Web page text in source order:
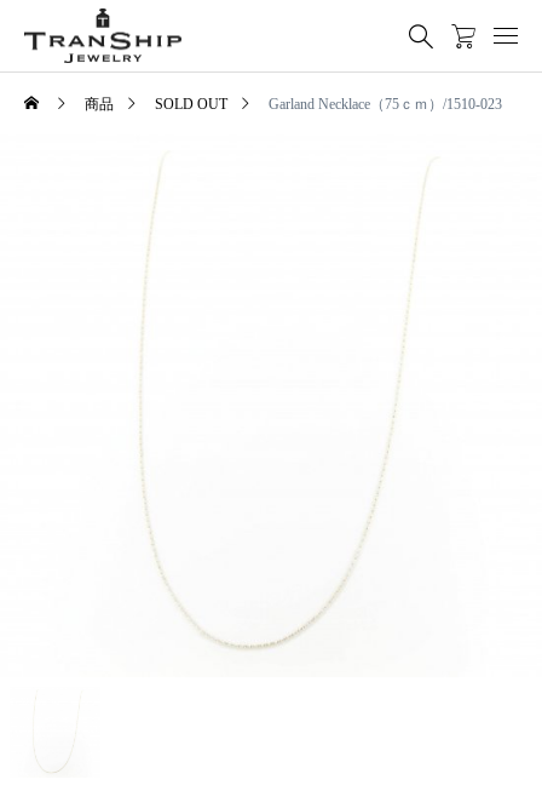
商品 SOLD OUT Garland Necklace（75ｃｍ）/1510-023